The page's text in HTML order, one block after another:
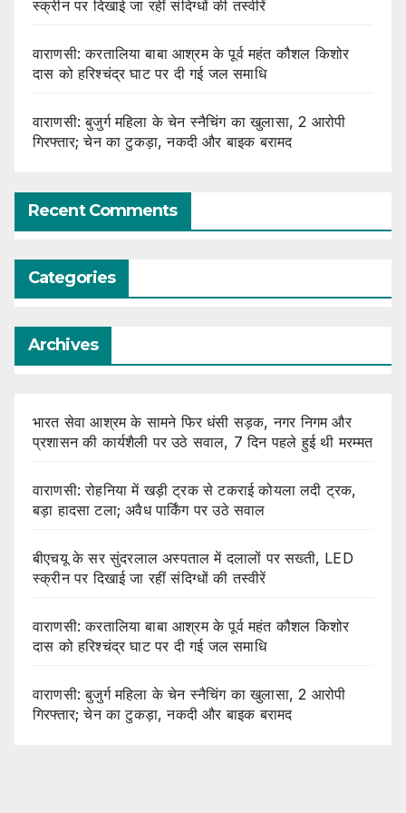
स्क्रीन पर दिखाई जा रहीं संदिग्धों की तस्वीरें
वाराणसी: करतालिया बाबा आश्रम के पूर्व महंत कौशल किशोर
दास को हरिश्चंद्र घाट पर दी गई जल समाधि
वाराणसी: बुजुर्ग महिला के चेन स्नैचिंग का खुलासा, 2 आरोपी
गिरफ्तार; चेन का टुकड़ा, नकदी और बाइक बरामद
Recent Comments
Categories
Archives
भारत सेवा आश्रम के सामने फिर धंसी सड़क, नगर निगम और
प्रशासन की कार्यशैली पर उठे सवाल, 7 दिन पहले हुई थी मरम्मत
वाराणसी: रोहनिया में खड़ी ट्रक से टकराई कोयला लदी ट्रक,
बड़ा हादसा टला; अवैध पार्किंग पर उठे सवाल
बीएचयू के सर सुंदरलाल अस्पताल में दलालों पर सख्ती, LED
स्क्रीन पर दिखाई जा रहीं संदिग्धों की तस्वीरें
वाराणसी: करतालिया बाबा आश्रम के पूर्व महंत कौशल किशोर
दास को हरिश्चंद्र घाट पर दी गई जल समाधि
वाराणसी: बुजुर्ग महिला के चेन स्नैचिंग का खुलासा, 2 आरोपी
गिरफ्तार; चेन का टुकड़ा, नकदी और बाइक बरामद